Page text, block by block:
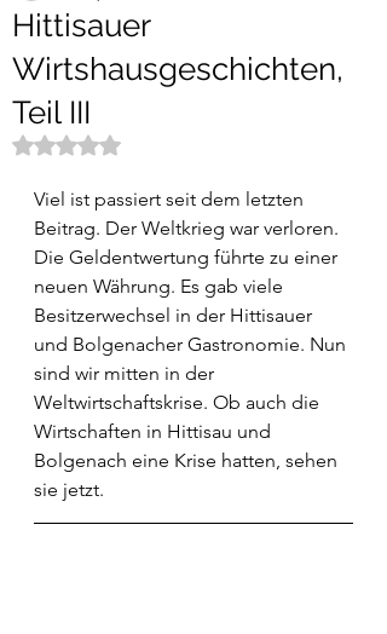
Hittisauer
Wirtshausgeschichten,
Teil III
Mit NaN von 5 Sternen bewertet.
Viel ist passiert seit dem letzten
Beitrag. Der Weltkrieg war verloren.
Die Geldentwertung führte zu einer
neuen Währung. Es gab viele
Besitzerwechsel in der Hittisauer
und Bolgenacher Gastronomie. Nun
sind wir mitten in der
Weltwirtschaftskrise. Ob auch die
Wirtschaften in Hittisau und
Bolgenach eine Krise hatten, sehen
sie jetzt.